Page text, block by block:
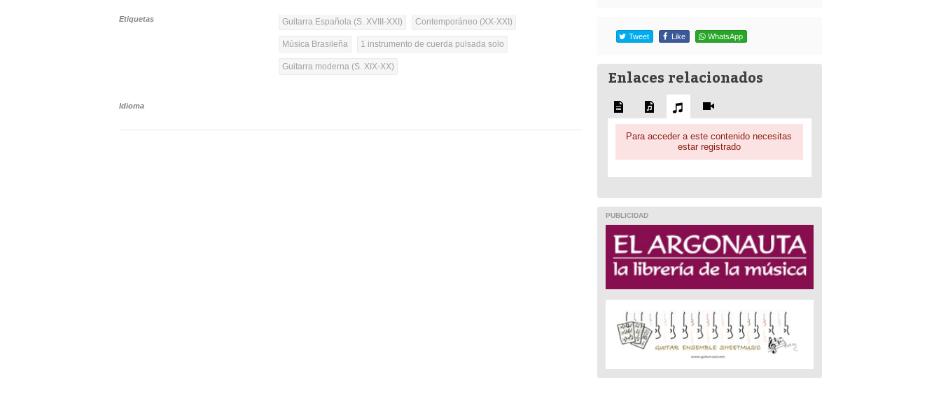
Etiquetas Guitarra Española (S. XVIII-XXI) Contemporáneo (XX-XXI)
Música Brasileña 1 instrumento de cuerda pulsada solo
Guitarra moderna (S. XIX-XX)
Idioma
Tweet Like WhatsApp
Enlaces relacionados
Para acceder a este contenido necesitas
estar registrado
PUBLICIDAD